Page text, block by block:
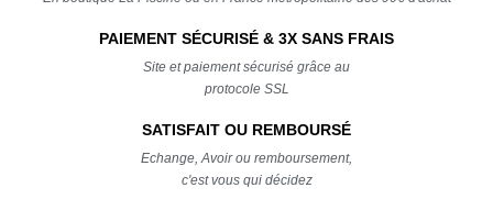
PAIEMENT SÉCURISÉ & 3X SANS FRAIS
Site et paiement sécurisé grâce au
protocole SSL
SATISFAIT OU REMBOURSÉ
Echange, Avoir ou remboursement,
c'est vous qui décidez